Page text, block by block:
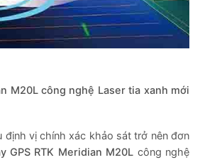
M20L công nghệ Laser tia xanh mới
định vị chính xác khảo sát trở nên đơn
GPS RTK Meridian M20L công nghệ